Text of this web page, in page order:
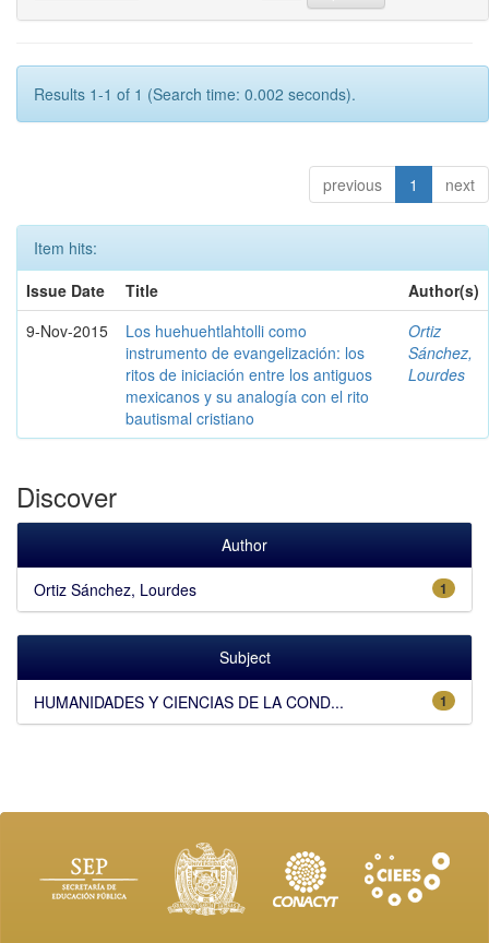
Results 1-1 of 1 (Search time: 0.002 seconds).
previous 1 next
Item hits:
Issue Date
Title
Author(s)
9-Nov-2015
Los huehuehtlahtolli como
instrumento de evangelización: los
ritos de iniciación entre los antiguos
mexicanos y su analogía con el rito
bautismal cristiano
Ortiz
Sánchez,
Lourdes
Discover
Author
1
Ortiz Sánchez, Lourdes
Subject
1
HUMANIDADES Y CIENCIAS DE LA COND...